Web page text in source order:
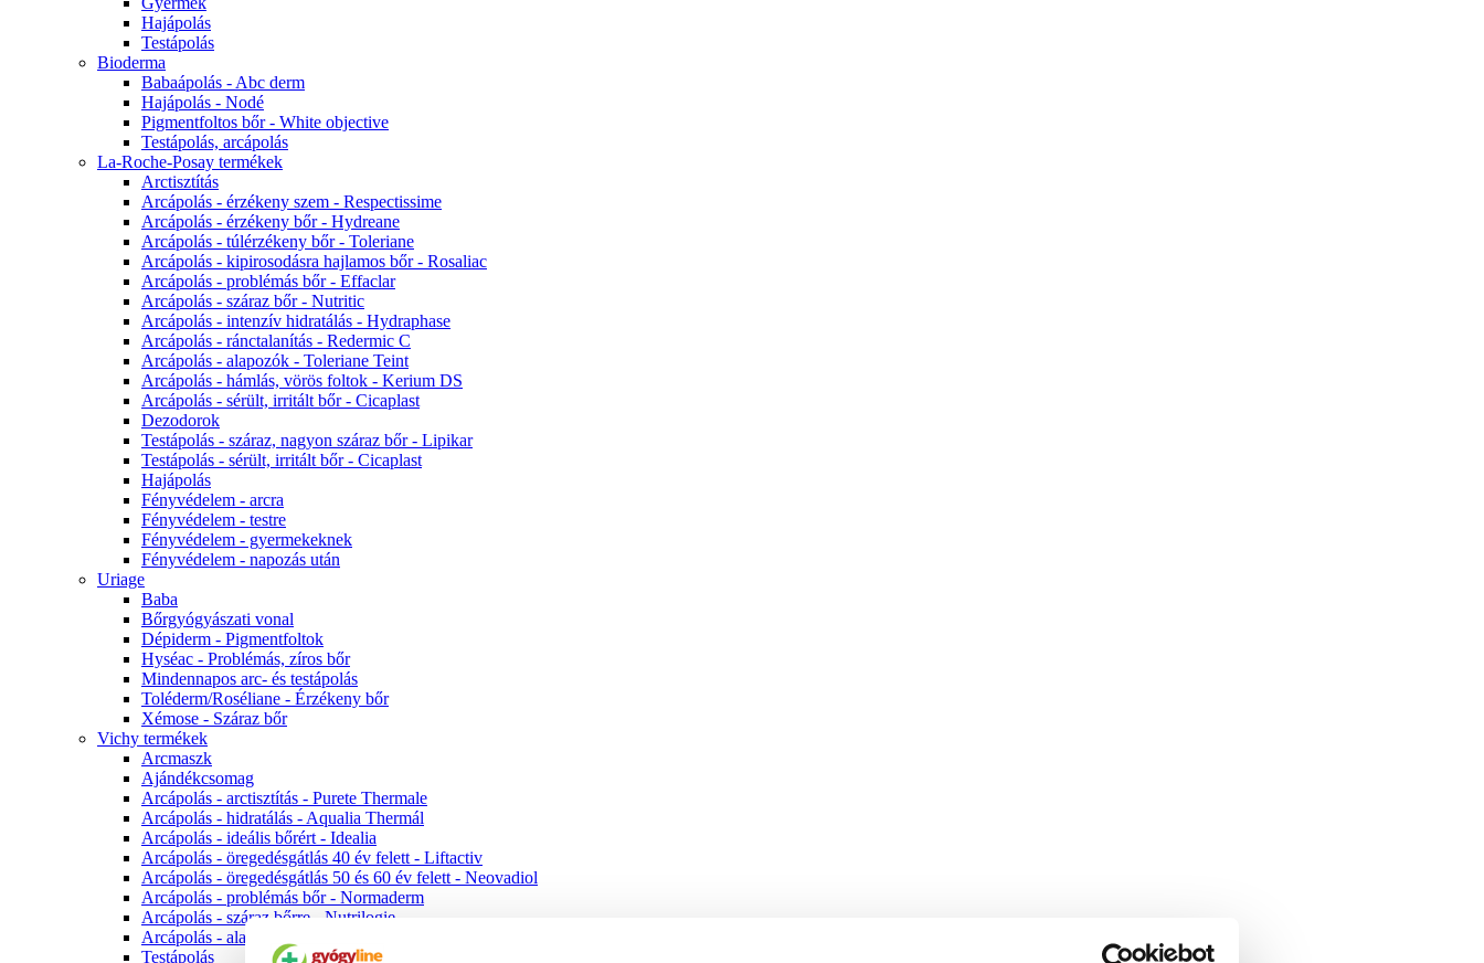
Hajápolás
Testápolás
Bioderma
Babaápolás - Abc derm
Hajápolás - Nodé
Pigmentfoltos bőr - White objective
Testápolás, arcápolás
La-Roche-Posay termékek
Arctisztítás
Arcápolás - érzékeny szem - Respectissime
Arcápolás - érzékeny bőr - Hydreane
Arcápolás - túlérzékeny bőr - Toleriane
Arcápolás - kipirosodásra hajlamos bőr - Rosaliac
Arcápolás - problémás bőr - Effaclar
Arcápolás - száraz bőr - Nutritic
Arcápolás - intenzív hidratálás - Hydraphase
Arcápolás - ránctalanítás - Redermic C
Arcápolás - alapozók - Toleriane Teint
Arcápolás - hámlás, vörös foltok - Kerium DS
Arcápolás - sérült, irritált bőr - Cicaplast
Dezodorok
Testápolás - száraz, nagyon száraz bőr - Lipikar
Testápolás - sérült, irritált bőr - Cicaplast
Hajápolás
Fényvédelem - arcra
Fényvédelem - testre
Fényvédelem - gyermekeknek
Fényvédelem - napozás után
Uriage
Baba
Bőrgyógyászati vonal
Dépiderm - Pigmentfoltok
Hyséac - Problémás, zíros bőr
Mindennapos arc- és testápolás
Toléderm/Roséliane - Érzékeny bőr
Xémose - Száraz bőr
Vichy termékek
Arcmaszk
Ajándékcsomag
Arcápolás - arctisztítás - Purete Thermale
Arcápolás - hidratálás - Aqualia Thermál
Arcápolás - ideális bőrért - Idealia
Arcápolás - öregedésgátlás 40 év felett - Liftactiv
Arcápolás - öregedésgátlás 50 és 60 év felett - Neovadiol
Arcápolás - problémás bőr - Normaderm
Arcápolás - száraz bőrre - Nutrilogie
Arcápolás - alapozók
Testápolás